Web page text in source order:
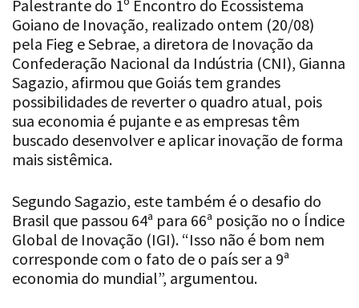
Palestrante do 1º Encontro do Ecossistema
Goiano de Inovação, realizado ontem (20/08)
pela Fieg e Sebrae, a diretora de Inovação da
Confederação Nacional da Indústria (CNI), Gianna
Sagazio, afirmou que Goiás tem grandes
possibilidades de reverter o quadro atual, pois
sua economia é pujante e as empresas têm
buscado desenvolver e aplicar inovação de forma
mais sistêmica.
Segundo Sagazio, este também é o desafio do
Brasil que passou 64ª para 66ª posição no o Índice
Global de Inovação (IGI). “Isso não é bom nem
corresponde com o fato de o país ser a 9ª
economia do mundial”, argumentou.